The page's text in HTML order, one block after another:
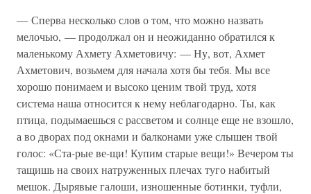
— Сперва несколько слов о том, что можно назвать
мелочью, — продолжал он и неожиданно обратился к
маленькому Ахмету Ахметовичу: — Ну, вот, Ахмет
Ахметович, возьмем для начала хотя бы тебя. Мы все
хорошо понимаем и высоко ценим твой труд, хотя
система наша относится к нему неблагодарно. Ты, как
птица, подымаешься с рассветом и солнце еще не взошло,
а во дворах под окнами и балконами уже слышен твой
голос: «Ста-рые ве-щи! Купим старые вещи!» Вечером ты
тащишь на своих натруженных плечах туго набитый
мешок. Дырявые галоши, изношенные ботинки, туфли,